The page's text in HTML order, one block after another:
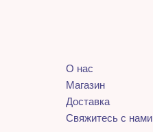
О нас
Магазин
Доставка
Свяжитесь с нами